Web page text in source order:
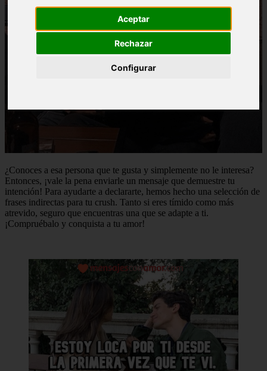
Aceptar
Rechazar
Configurar
¿Conoces a esa persona que te gusta y simplemente no le interesa?
Entonces, ¡vale la pena enviarle un mensaje que demuestre tu
intención! Para ayudarte a declararte, hemos hecho una selección de
frases indirectas para tu crush. Tanto si eres tímido como más
atrevido, seguro que encuentras una que se adapte a ti.
¡Compruébalo y conquista a tu amor!